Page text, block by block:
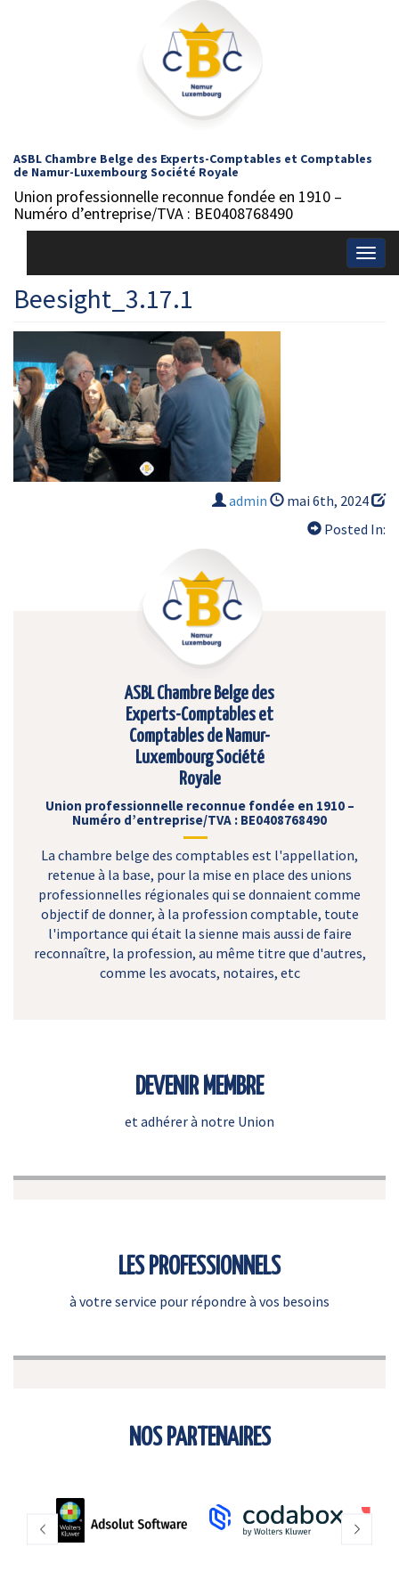
ASBL Chambre Belge des Experts-Comptables et Comptables
de Namur-Luxembourg Société Royale
Union professionnelle reconnue fondée en 1910 –
Numéro d’entreprise/TVA : BE0408768490
Beesight_3.17.1
admin
mai 6th, 2024
Posted In:
ASBL Chambre Belge des
Experts-Comptables et
Comptables de Namur-
Luxembourg Société
Royale
Union professionnelle reconnue fondée en 1910 –
Numéro d’entreprise/TVA : BE0408768490
La chambre belge des comptables est l'appellation,
retenue à la base, pour la mise en place des unions
professionnelles régionales qui se donnaient comme
objectif de donner, à la profession comptable, toute
l'importance qui était la sienne mais aussi de faire
reconnaître, la profession, au même titre que d'autres,
comme les avocats, notaires, etc
DEVENIR MEMBRE
et adhérer à notre Union
LES PROFESSIONNELS
à votre service pour répondre à vos besoins
NOS PARTENAIRES